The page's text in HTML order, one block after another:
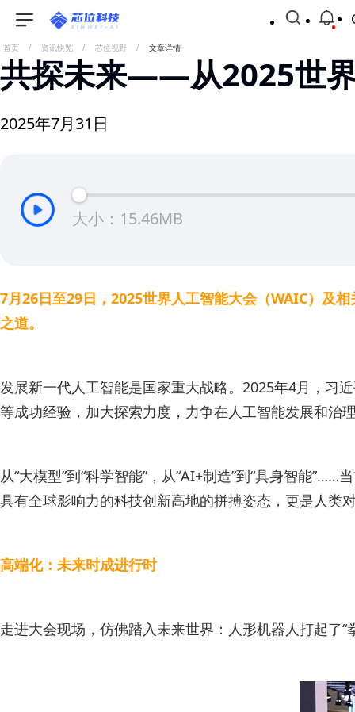
首页 / 资讯快览 / 芯位视野 / 文章详情
共探未来——从2025世
2025年7月31日
大小：15.46MB
7月26日至29日，2025世界人工智能大会（WAIC）及
之道。
发展新一代人工智能是国家重大战略。2025年4月，习
等成功经验，加大探索力度，力争在人工智能发展和治
从“大模型”到“科学智能”，从“AI+制造”到“具身智能
具有全球影响力的科技创新高地的拼搏姿态，更是人类
高端化：未来时成进行时
走进大会现场，仿佛踏入未来世界：人形机器人打起了